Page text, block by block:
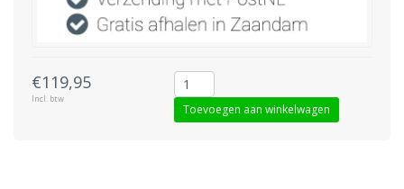
€119,95
Incl. btw
Toevoegen aan winkelwagen